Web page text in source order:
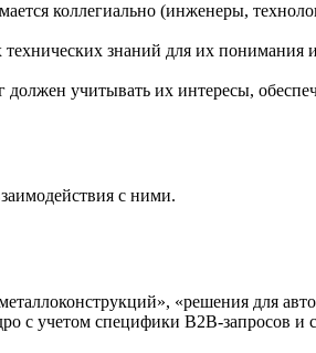
коллегиально (инженеры,
знаний для их понимания
учитывать их интересы,
с ними.
«решения для
с учетом специфики B2B-запросов и